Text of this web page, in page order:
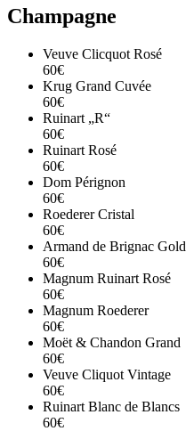
Champagne
Veuve Clicquot Rosé
60€
Krug Grand Cuvée
60€
Ruinart „R“
60€
Ruinart Rosé
60€
Dom Pérignon
60€
Roederer Cristal
60€
Armand de Brignac Gold
60€
Magnum Ruinart Rosé
60€
Magnum Roederer
60€
Moët & Chandon Grand
60€
Veuve Cliquot Vintage
60€
Ruinart Blanc de Blancs
60€